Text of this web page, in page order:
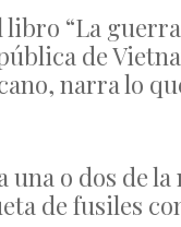
“La
de
narra lo
una o dos de
de fusiles